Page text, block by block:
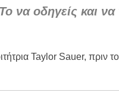
Μακεδονίας
του Σωτήρος
οδηγείς και να
Taylor Sauer, πριν